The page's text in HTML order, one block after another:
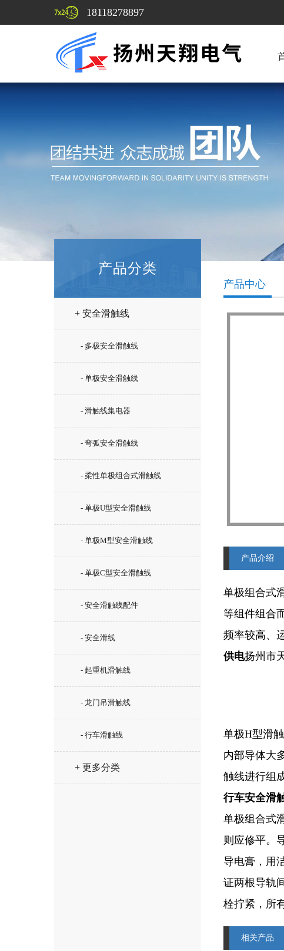
18118278897
产品分类
+ 安全滑触线
- 多极安全滑触线
- 单极安全滑触线
- 滑触线集电器
- 弯弧安全滑触线
- 柔性单极组合式滑触线
- 单极U型安全滑触线
- 单极M型安全滑触线
- 单极C型安全滑触线
- 安全滑触线配件
- 安全滑线
- 起重机滑触线
- 龙门吊滑触线
- 行车滑触线
+ 更多分类
产品中心
产品介绍
单极组合式
等组件组合
频率较高、
供电扬州市
单极H型滑
内部导体大
触线进行组
行车安全滑
单极组合式
则应修平。
导电膏，用
证两根导轨
栓拧紧，所
相关产品